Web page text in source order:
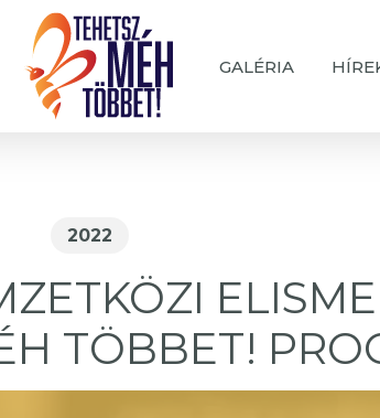
GALÉRIA
2022
TÖBBET!